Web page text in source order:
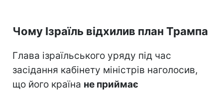
Чому Ізраїль відхилив план Трампа
Глава ізраїльського уряду під час
засідання кабінету міністрів наголосив,
що його країна не приймає